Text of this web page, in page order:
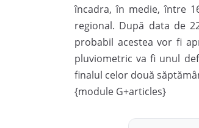
încadra, în medie, între
regional. După data de
probabil acestea vor fi
pluviometric va fi unul
finalul celor două
{module G+articles}